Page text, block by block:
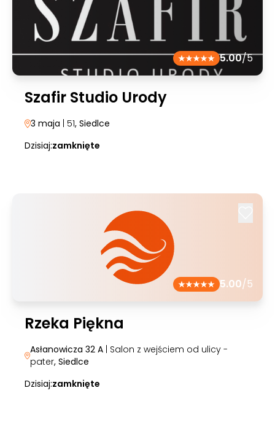
5.00/5
Szafir Studio Urody
3 maja | 51, Siedlce
Dzisiaj:zamknięte
5.00/5
Rzeka Piękna
Asłanowicza 32 A| Salon z wejściem od ulicy -
pater, Siedlce
Dzisiaj:zamknięte